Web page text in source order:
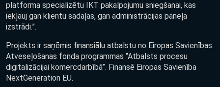
platforma specializētu IKT pakalpojumu sniegšanai, kas
iekļauj gan klientu sadaļas, gan administrācijas paneļa
izstrādi.”.
Projekts ir saņēmis finansiālu atbalstu no Eiropas Savienības
Atveseļošanas fonda programmas “Atbalsts procesu
digitalizācijai komercdarbībā”. Finansē Eiropas Savienība
NextGeneration EU.